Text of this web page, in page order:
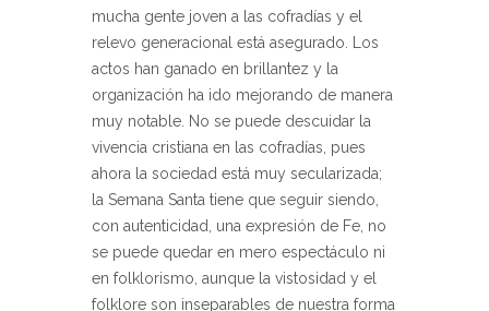
mucha gente joven a las cofradías y el
relevo generacional está asegurado. Los
actos han ganado en brillantez y la
organización ha ido mejorando de manera
muy notable. No se puede descuidar la
vivencia cristiana en las cofradías, pues
ahora la sociedad está muy secularizada;
la Semana Santa tiene que seguir siendo,
con autenticidad, una expresión de Fe, no
se puede quedar en mero espectáculo ni
en folklorismo, aunque la vistosidad y el
folklore son inseparables de nuestra forma